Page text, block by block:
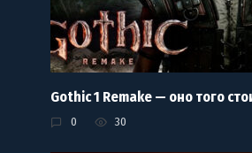
Gothic 1 Remake — оно того
0 30